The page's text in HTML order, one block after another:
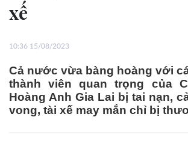
xế
10:36 15/08/2023
Cả nước vừa bàng hoàng với
thành viên quan trọng của
Hoàng Anh Gia Lai bị tai nạn,
vong, tài xế may mắn chỉ bị